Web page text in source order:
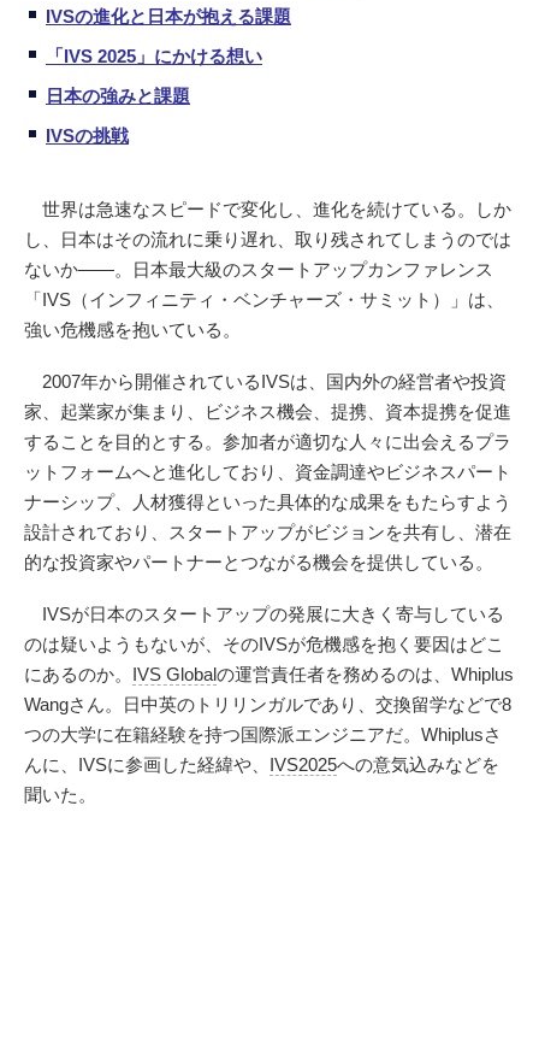
IVSの進化と日本が抱える課題
「IVS 2025」にかける想い
日本の強みと課題
IVSの挑戦
世界は急速なスピードで変化し、進化を続けている。しか
し、日本はその流れに乗り遅れ、取り残されてしまうのでは
ないか――。日本最大級のスタートアップカンファレンス
「IVS（インフィニティ・ベンチャーズ・サミット）」は、
強い危機感を抱いている。
2007年から開催されているIVSは、国内外の経営者や投資
家、起業家が集まり、ビジネス機会、提携、資本提携を促進
することを目的とする。参加者が適切な人々に出会えるプラ
ットフォームへと進化しており、資金調達やビジネスパート
ナーシップ、人材獲得といった具体的な成果をもたらすよう
設計されており、スタートアップがビジョンを共有し、潜在
的な投資家やパートナーとつながる機会を提供している。
IVSが日本のスタートアップの発展に大きく寄与している
のは疑いようもないが、そのIVSが危機感を抱く要因はどこ
にあるのか。 IVS Globalの運営責任者を務めるのは、Whiplus
Wangさん。日中英のトリリンガルであり、交換留学などで8
つの大学に在籍経験を持つ国際派エンジニアだ。Whiplusさ
んに、IVSに参画した経緯や、 IVS2025への意気込みなどを
聞いた。